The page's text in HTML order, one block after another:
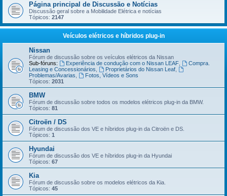
Página principal de Discussão e Notícias
Discussão geral sobre a Mobilidade Elétrica e notícias
Tópicos: 2147
Veículos elétricos e híbridos plug-in
Nissan
Fórum de discussão sobre os veículos elétricos da Nissan
Sub-fóruns:
Experiência de condução com o Nissan LEAF,
Compra.
Leasing e Concessionários
Proprietários do Nissan Leaf,
Problemas/Avarias
Fotos, Vídeos e Sons
Tópicos: 2031
BMW
Fórum de discussão sobre todos os modelos elétricos plug-in da BMW.
Tópicos: 81
Citroën / DS
Fórum de discussão dos VE e híbridos plug-in da Citroën e DS.
Tópicos: 1
Hyundai
Fórum de discussão dos VE e híbridos plug-in da Hyundai
Tópicos: 67
Kia
Fórum de discussão sobre os modelos elétricos da Kia.
Tópicos: 45